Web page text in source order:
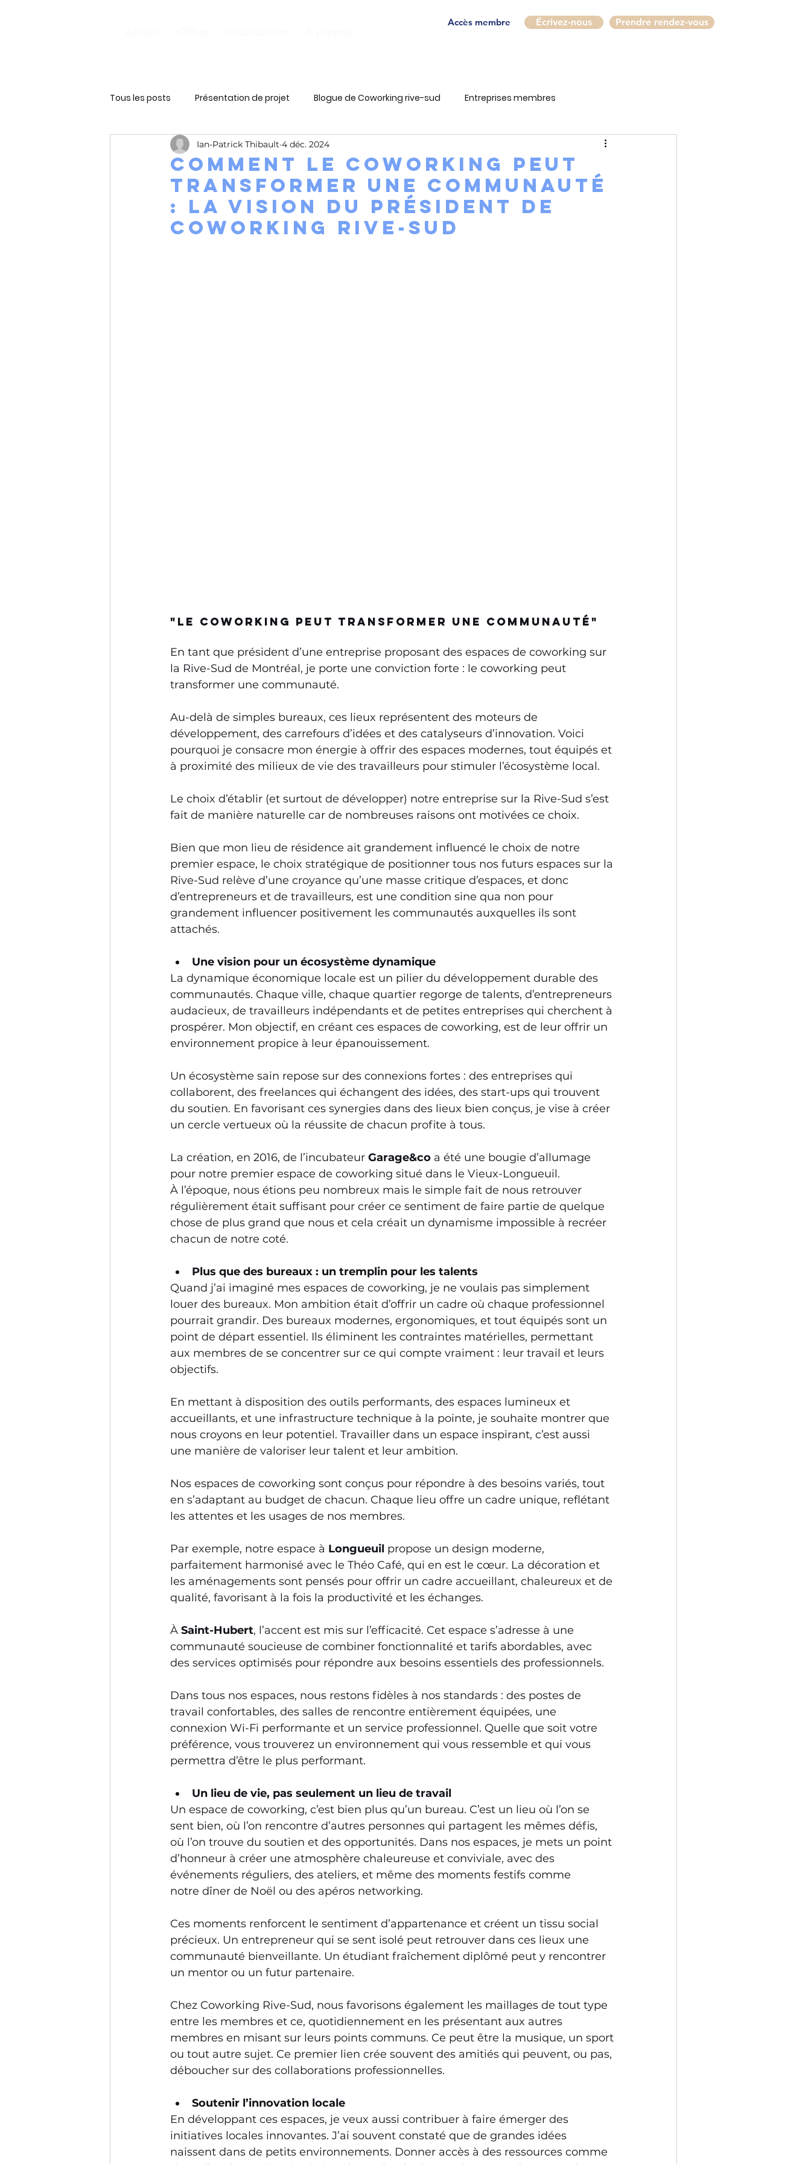
Accès membre Écrivez-nous Prendre rendez-vous
Tous les posts Présentation de projet Blogue de Coworking rive-sud Entreprises membres
Comment le coworking peut
transformer une communauté
: la vision du président de
Coworking Rive-Sud
Ian-Patrick Thibault 4 déc. 2024
"le coworking peut transformer une communauté"
En tant que président d’une entreprise proposant des espaces de coworking sur
la Rive-Sud de Montréal, je porte une conviction forte : le coworking peut
transformer une communauté.
Au-delà de simples bureaux, ces lieux représentent des moteurs de
développement, des carrefours d’idées et des catalyseurs d’innovation. Voici
pourquoi je consacre mon énergie à offrir des espaces modernes, tout équipés et
à proximité des milieux de vie des travailleurs pour stimuler l’écosystème local.
Le choix d’établir (et surtout de développer) notre entreprise sur la Rive-Sud s’est
fait de manière naturelle car de nombreuses raisons ont motivées ce choix.
Bien que mon lieu de résidence ait grandement influencé le choix de notre
premier espace, le choix stratégique de positionner tous nos futurs espaces sur la
Rive-Sud relève d’une croyance qu’une masse critique d’espaces, et donc
d’entrepreneurs et de travailleurs, est une condition sine qua non pour
grandement influencer positivement les communautés auxquelles ils sont
attachés.
Une vision pour un écosystème dynamique
La dynamique économique locale est un pilier du développement durable des
communautés. Chaque ville, chaque quartier regorge de talents, d’entrepreneurs
audacieux, de travailleurs indépendants et de petites entreprises qui cherchent à
prospérer. Mon objectif, en créant ces espaces de coworking, est de leur offrir un
environnement propice à leur épanouissement.
Un écosystème sain repose sur des connexions fortes : des entreprises qui
collaborent, des freelances qui échangent des idées, des start-ups qui trouvent
du soutien. En favorisant ces synergies dans des lieux bien conçus, je vise à créer
un cercle vertueux où la réussite de chacun profite à tous.
La création, en 2016, de l’incubateur Garage&co a été une bougie d’allumage
pour notre premier espace de coworking situé dans le Vieux-Longueuil.
À l’époque, nous étions peu nombreux mais le simple fait de nous retrouver
régulièrement était suffisant pour créer ce sentiment de faire partie de quelque
chose de plus grand que nous et cela créait un dynamisme impossible à recréer
chacun de notre coté.
Plus que des bureaux : un tremplin pour les talents
Quand j’ai imaginé mes espaces de coworking, je ne voulais pas simplement
louer des bureaux. Mon ambition était d’offrir un cadre où chaque professionnel
pourrait grandir. Des bureaux modernes, ergonomiques, et tout équipés sont un
point de départ essentiel. Ils éliminent les contraintes matérielles, permettant
aux membres de se concentrer sur ce qui compte vraiment : leur travail et leurs
objectifs.
En mettant à disposition des outils performants, des espaces lumineux et
accueillants, et une infrastructure technique à la pointe, je souhaite montrer que
nous croyons en leur potentiel. Travailler dans un espace inspirant, c’est aussi
une manière de valoriser leur talent et leur ambition.
Nos espaces de coworking sont conçus pour répondre à des besoins variés, tout
en s’adaptant au budget de chacun. Chaque lieu offre un cadre unique, reflétant
les attentes et les usages de nos membres.
Par exemple, notre espace à Longueuil propose un design moderne,
parfaitement harmonisé avec le Théo Café, qui en est le cœur. La décoration et
les aménagements sont pensés pour offrir un cadre accueillant, chaleureux et de
qualité, favorisant à la fois la productivité et les échanges.
À Saint-Hubert, l’accent est mis sur l’efficacité. Cet espace s’adresse à une
communauté soucieuse de combiner fonctionnalité et tarifs abordables, avec
des services optimisés pour répondre aux besoins essentiels des professionnels.
Dans tous nos espaces, nous restons fidèles à nos standards : des postes de
travail confortables, des salles de rencontre entièrement équipées, une
connexion Wi-Fi performante et un service professionnel. Quelle que soit votre
préférence, vous trouverez un environnement qui vous ressemble et qui vous
permettra d’être le plus performant.
Un lieu de vie, pas seulement un lieu de travail
Un espace de coworking, c’est bien plus qu’un bureau. C’est un lieu où l’on se
sent bien, où l’on rencontre d’autres personnes qui partagent les mêmes défis,
où l’on trouve du soutien et des opportunités. Dans nos espaces, je mets un point
d’honneur à créer une atmosphère chaleureuse et conviviale, avec des
événements réguliers, des ateliers, et même des moments festifs comme
notre dîner de Noël ou des apéros networking.
Ces moments renforcent le sentiment d’appartenance et créent un tissu social
précieux. Un entrepreneur qui se sent isolé peut retrouver dans ces lieux une
communauté bienveillante. Un étudiant fraîchement diplômé peut y rencontrer
un mentor ou un futur partenaire.
Chez Coworking Rive-Sud, nous favorisons également les maillages de tout type
entre les membres et ce, quotidiennement en les présentant aux autres
membres en misant sur leurs points communs. Ce peut être la musique, un sport
ou tout autre sujet. Ce premier lien crée souvent des amitiés qui peuvent, ou pas,
déboucher sur des collaborations professionnelles.
Soutenir l’innovation locale
En développant ces espaces, je veux aussi contribuer à faire émerger des
initiatives locales innovantes. J’ai souvent constaté que de grandes idées
naissent dans de petits environnements. Donner accès à des ressources comme